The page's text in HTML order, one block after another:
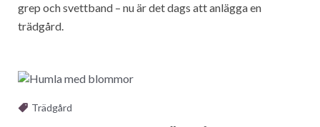
grep och svettband – nu är det dags att anlägga en
trädgård.
Trädgård